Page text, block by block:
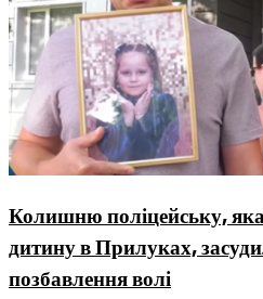
Колишню поліцейську,
дитину в Прилуках,
позбавлення волі